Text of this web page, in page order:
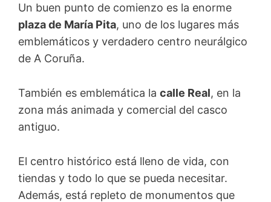
Un buen punto de comienzo es la enorme
plaza de María Pita, uno de los lugares más
emblemáticos y verdadero centro neurálgico
de A Coruña.
También es emblemática la calle Real, en la
zona más animada y comercial del casco
antiguo.
El centro histórico está lleno de vida, con
tiendas y todo lo que se pueda necesitar.
Además, está repleto de monumentos que